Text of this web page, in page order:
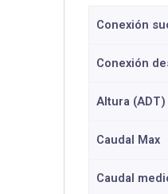
Conexión
Conexión
Altura (ADT)
Caudal Max
Caudal